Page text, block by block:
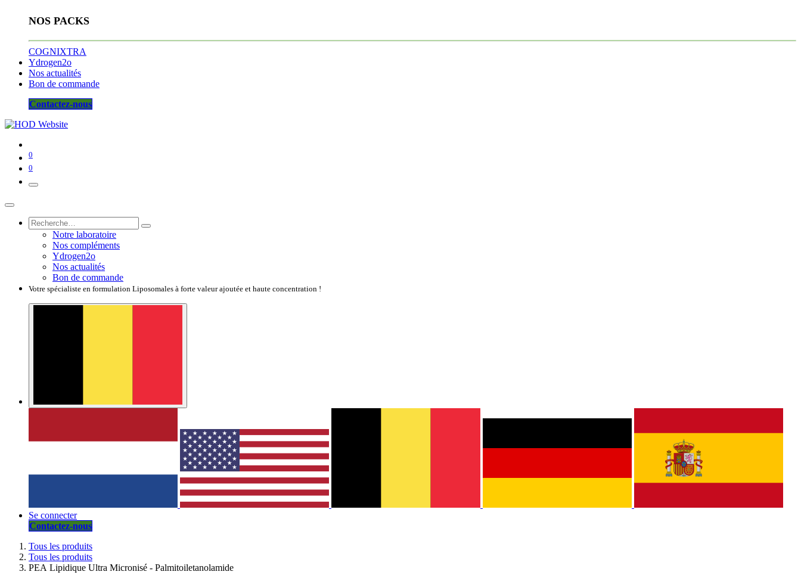
NOS PACKS
COGNIXTRA
Ydrogen2o
Nos actualités
Bon de commande
Contactez-nous
0
0
Notre laboratoire
Nos compléments
Ydrogen2o
Nos actualités
Bon de commande
Votre spécialiste en formulation Liposomales à forte valeur ajoutée et haute concentration !
Se connecter
Contactez-nous
Tous les produits
Tous les produits
PEA Lipidique Ultra Micronisé - Palmitoiletanolamide